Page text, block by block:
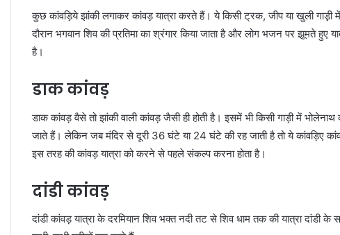
कुछ कांवड़िये झांकी लगाकर कांवड़ यात्रा करते हैं। ये किसी ट्रक, जीप या खुली
दौरान भगवान शिव की प्रतिमा का श्रंगार किया जाता है और लोग भजन पर झूमते हुए
है।
डाक कांवड़
डाक कांवड़ वैसे तो झांकी वाली कांवड़ जैसी ही होती है। इसमें भी किसी गाड़ी में
जाते हैं। लेकिन जब मंदिर से दूरी 36 घंटे या 24 घंटे की रह जाती है तो ये कांवड़िए
इस तरह की कांवड़ यात्रा को करने से पहले संकल्प करना होता है।
दांडी कांवड़
दांडी कांवड़ यात्रा के दरमियान शिव भक्त नदी तट से शिव धाम तक की यात्रा दांडी के